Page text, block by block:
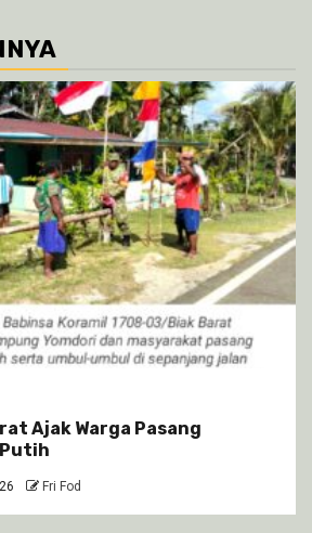
Ajak Warga Pasang
Fri Fod